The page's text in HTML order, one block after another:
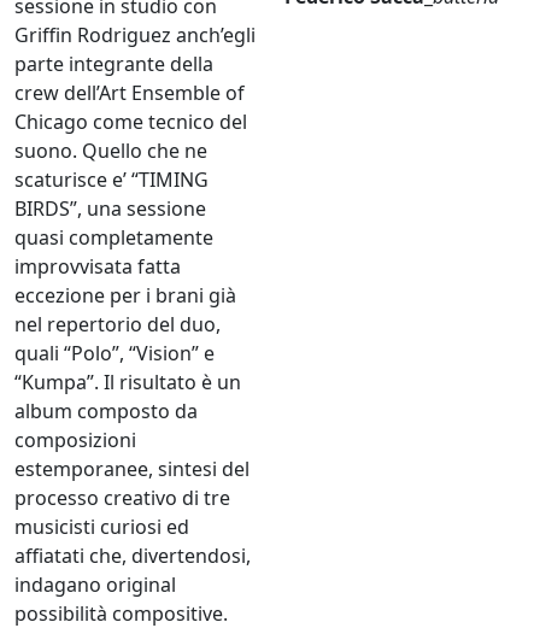
sessione in studio con
Griffin Rodriguez anch’egli
parte integrante della
crew dell’Art Ensemble of
Chicago come tecnico del
suono. Quello che ne
scaturisce e’ “TIMING
BIRDS”, una sessione
quasi completamente
improvvisata fatta
eccezione per i brani già
nel repertorio del duo,
quali “Polo”, “Vision” e
“Kumpa”. Il risultato è un
album composto da
composizioni
estemporanee, sintesi del
processo creativo di tre
musicisti curiosi ed
affiatati che, divertendosi,
indagano original
possibilità compositive.